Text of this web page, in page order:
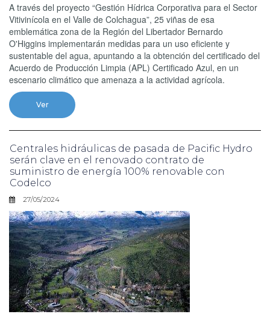
A través del proyecto “Gestión Hídrica Corporativa para el Sector
Vitivinícola en el Valle de Colchagua”, 25 viñas de esa
emblemática zona de la Región del Libertador Bernardo
O'Higgins implementarán medidas para un uso eficiente y
sustentable del agua, apuntando a la obtención del certificado del
Acuerdo de Producción Limpia (APL) Certificado Azul, en un
escenario climático que amenaza a la actividad agrícola.
Ver
Centrales hidráulicas de pasada de Pacific Hydro
serán clave en el renovado contrato de
suministro de energía 100% renovable con
Codelco
27/05/2024